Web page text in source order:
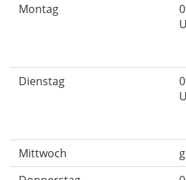
Montag
Dienstag
Mittwoch